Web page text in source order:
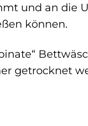
und an die
können.
getrocknet